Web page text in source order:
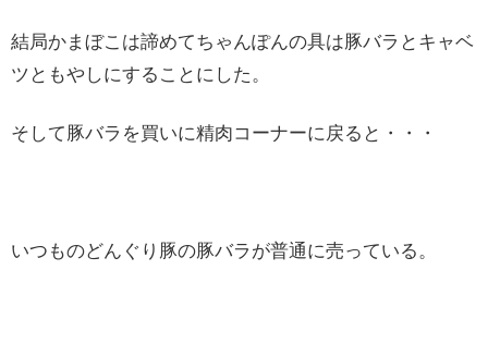
結局かまぼこは諦めてちゃんぽんの具は豚バラとキャベ
ツともやしにすることにした。
そして豚バラを買いに精肉コーナーに戻ると・・・
いつものどんぐり豚の豚バラが普通に売っている。